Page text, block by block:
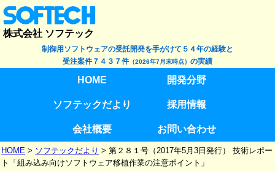
株式会社 ソフテック
制御用ソフトウェアの受託開発を手がけて５４年の経験と
受注案件７４３７件 （2026年7月末時点） の実績
HOME 開発分野
ソフテックだより 採用情報
会社概要 お問い合わせ
HOME > ソフテックだより >第２８１号（2017年5月3日発行） 技術レポー
ト「組み込み向けソフトウェア移植作業の注意ポイント」